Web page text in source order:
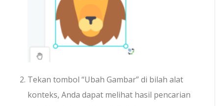
Tekan tombol “Ubah Gambar” di bilah alat
konteks, Anda dapat melihat hasil pencarian